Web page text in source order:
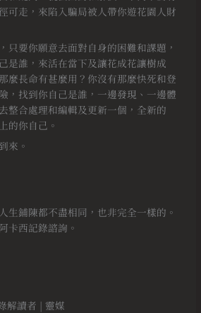
可走，來陷入騙局被人帶你遊花園人財
只要你願意去面對自身的困難和課題，
是誰，來活在當下及讓花成花讓樹成
麼長命有甚麼用？你沒有那麼快死和登
，找到你自己是誰，一邊發現、一邊體
整合處理和編輯及更新一個，全新的
的你自己。
來。
生鋪陳都不盡相同，也非完全一樣的。
卡西記錄諮詢。
解讀者 | 靈媒